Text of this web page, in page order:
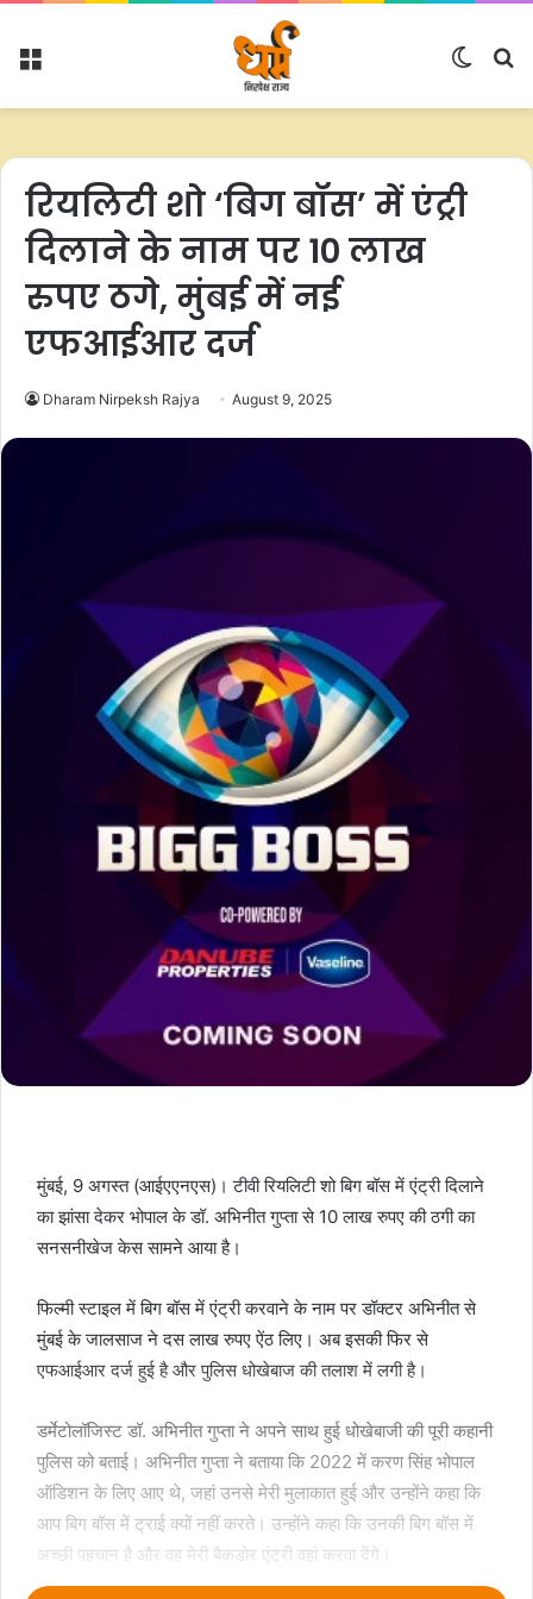
Menu
Switch
रियलिटी शो ‘बिग बॉस’ में एंट्री
दिलाने के नाम पर 10 लाख
रुपए ठगे, मुंबई में नई
एफआईआर दर्ज
Dharam Nirpeksh Rajya August 9, 2025
मुंबई, 9 अगस्त (आईएएनएस)। टीवी रियलिटी शो बिग बॉस में एंट्री दिलाने
का झांसा देकर भोपाल के डॉ. अभिनीत गुप्ता से 10 लाख रुपए की ठगी का
सनसनीखेज केस सामने आया है।
फिल्मी स्टाइल में बिग बॉस में एंट्री करवाने के नाम पर डॉक्टर अभिनीत से
मुंबई के जालसाज ने दस लाख रुपए ऐंठ लिए। अब इसकी फिर से
एफआईआर दर्ज हुई है और पुलिस धोखेबाज की तलाश में लगी है।
डर्मेटोलॉजिस्ट डॉ. अभिनीत गुप्ता ने अपने साथ हुई धोखेबाजी की पूरी कहानी
पुलिस को बताई। अभिनीत गुप्ता ने बताया कि 2022 में करण सिंह भोपाल
ऑडिशन के लिए आए थे, जहां उनसे मेरी मुलाकात हुई और उन्होंने कहा कि
आप बिग बॉस में ट्राई क्यों नहीं करते। उन्होंने कहा कि उनकी बिग बॉस में
अच्छी पहचान है और वह मेरी बैकडोर एंट्री वहां करवा देंगे।